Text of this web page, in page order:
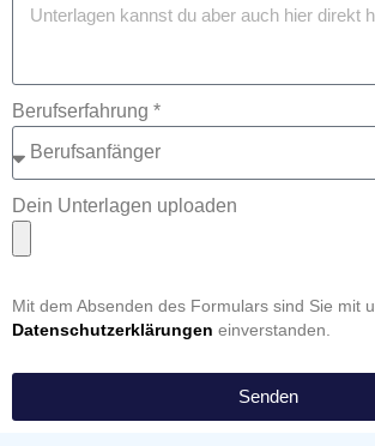
Berufserfahrung *
Dein Unterlagen uploaden
Mit dem Absenden des Formulars sind Sie mit
Datenschutzerklärungen einverstanden.
Senden